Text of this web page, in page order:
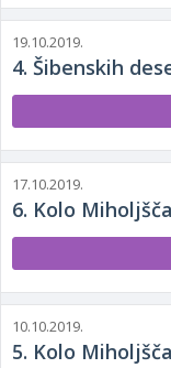
19.10.2019.
4. Šibenskih
17.10.2019.
6. Kolo
10.10.2019.
5. Kolo